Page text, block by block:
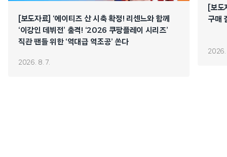
[보도자료] ‘에이티즈 산 시축 확정! 리센느와 함께
‘이강인 데뷔전’ 출격! ‘2026 쿠팡플레이 시리즈’
직관 팬들 위한 ‘역대급 역조공’ 쏜다
2026. 8. 7.
[보
구매
2026.